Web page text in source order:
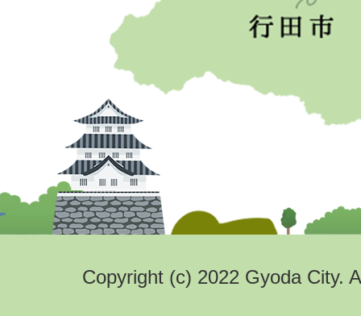
Copyright (c) 2022 Gyoda City.